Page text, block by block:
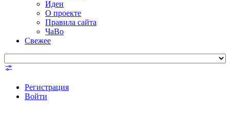
Идеи
О проекте
Правила сайта
ЧаВо
Свежее
Регистрация
Войти